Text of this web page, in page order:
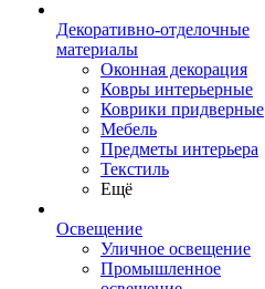
Декоративно-отделочные
материалы
Оконная декорация
Ковры интерьерные
Коврики придверные
Мебель
Предметы интерьера
Текстиль
Ещё
Освещение
Уличное освещение
Промышленное